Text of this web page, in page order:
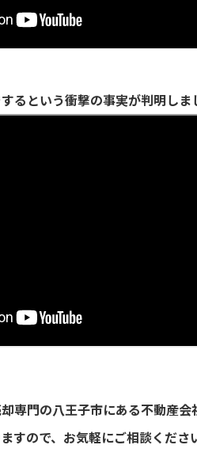
るという衝撃の事実が判明し
専門の八王子市にある不動産会
すので、お気軽にご相談くださ